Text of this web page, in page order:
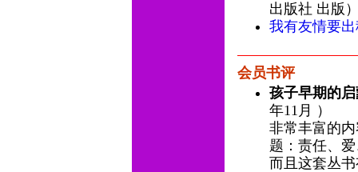
出版社 出版
我有友情要
会员书评
孩子早期的
年11月 ）
非常丰富的
题：责任、
而且这套丛